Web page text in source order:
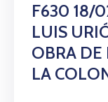
F630 18/
LUIS
OBRA DE
LA